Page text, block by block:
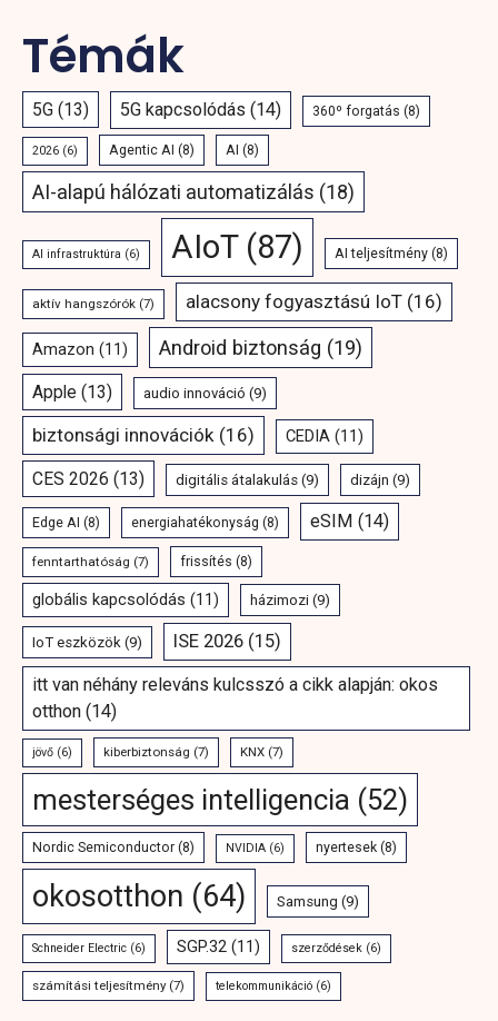
Témák
5G (13) 5G kapcsolódás (14) 360º forgatás (8)
2026 (6) Agentic AI (8) AI (8)
AI-alapú hálózati automatizálás (18)
AI infrastruktúra (6) AIoT(87) AI teljesítmény (8)
aktív hangszórók (7) alacsony fogyasztású IoT (16)
Amazon (11) Android biztonság (19)
Apple (13) audio innováció (9)
biztonsági innovációk (16) CEDIA (11)
CES 2026 (13) digitális átalakulás (9) dizájn (9)
Edge AI (8) energiahatékonyság (8) eSIM (14)
fenntarthatóság (7) frissítés (8)
globális kapcsolódás (11) házimozi (9)
IoT eszközök (9) ISE 2026 (15)
itt van néhány releváns kulcsszó a cikk alapján: okos
otthon (14)
jövő (6) kiberbiztonság (7) KNX (7)
mesterséges intelligencia (52)
Nordic Semiconductor (8) NVIDIA (6) nyertesek (8)
okosotthon (64) Samsung (9)
Schneider Electric (6) SGP.32 (11) szerződések (6)
számítási teljesítmény(7) telekommunikáció (6)